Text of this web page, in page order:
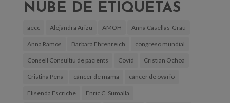
NUBE DE ETIQUETAS
aecc Alejandra Arizu AMOH Anna Casellas-Grau
Anna Ramos Barbara Ehrenreich congreso mundial
Consell Consultiu de pacients Covid Cristian Ochoa
Cristina Pena cáncer de mama cáncer de ovario
Elisenda Escriche Enric C. Sumalla